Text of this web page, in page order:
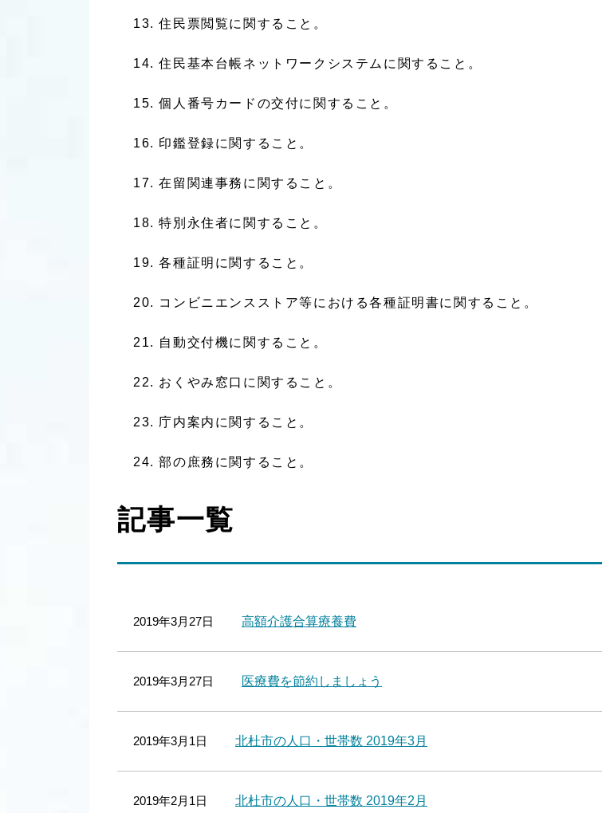
住民票閲覧に関すること。
住民基本台帳ネットワークシステムに関すること。
個人番号カードの交付に関すること。
印鑑登録に関すること。
在留関連事務に関すること。
特別永住者に関すること。
各種証明に関すること。
コンビニエンスストア等における各種証明書に関すること。
自動交付機に関すること。
おくやみ窓口に関すること。
庁内案内に関すること。
部の庶務に関すること。
記事一覧
2019年3月27日 高額介護合算療養費
2019年3月27日 医療費を節約しましょう
2019年3月1日 北杜市の人口・世帯数 2019年3月
2019年2月1日 北杜市の人口・世帯数 2019年2月